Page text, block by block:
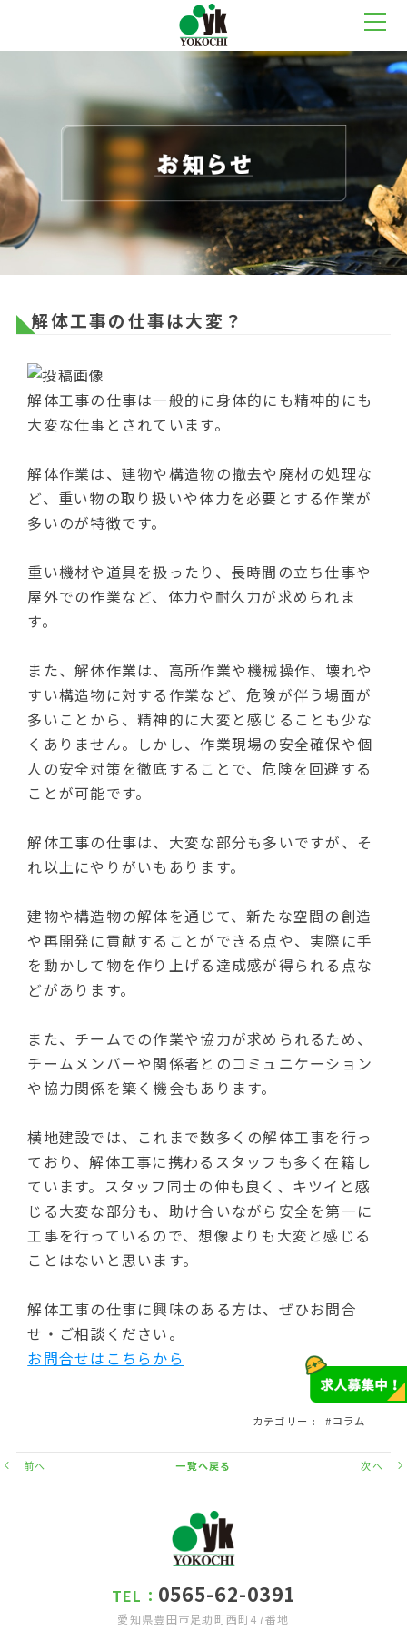
解体工事の仕事は大変？
解体工事の仕事は一般的に身体的にも精神的にも
大変な仕事とされています。
解体作業は、建物や構造物の撤去や廃材の処理な
ど、重い物の取り扱いや体力を必要とする作業が
多いのが特徴です。
重い機材や道具を扱ったり、長時間の立ち仕事や
屋外での作業など、体力や耐久力が求められま
す。
また、解体作業は、高所作業や機械操作、壊れや
すい構造物に対する作業など、危険が伴う場面が
多いことから、精神的に大変と感じることも少な
くありません。しかし、作業現場の安全確保や個
人の安全対策を徹底することで、危険を回避する
ことが可能です。
解体工事の仕事は、大変な部分も多いですが、そ
れ以上にやりがいもあります。
建物や構造物の解体を通じて、新たな空間の創造
や再開発に貢献することができる点や、実際に手
を動かして物を作り上げる達成感が得られる点な
どがあります。
また、チームでの作業や協力が求められるため、
チームメンバーや関係者とのコミュニケーション
や協力関係を築く機会もあります。
横地建設では、これまで数多くの解体工事を行っ
ており、解体工事に携わるスタッフも多く在籍し
ています。スタッフ同士の仲も良く、キツイと感
じる大変な部分も、助け合いながら安全を第一に
工事を行っているので、想像よりも大変と感じる
ことはないと思います。
解体工事の仕事に興味のある方は、ぜひお問合
せ・ご相談ください。
お問合せはこちらから
2023/08/18
カテゴリー
コラム
前へ 一覧へ戻る 次へ
TEL： 0565-62-0391
愛知県豊田市足助町西町47番地